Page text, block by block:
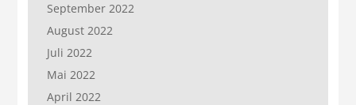
September 2022
August 2022
Juli 2022
Mai 2022
April 2022